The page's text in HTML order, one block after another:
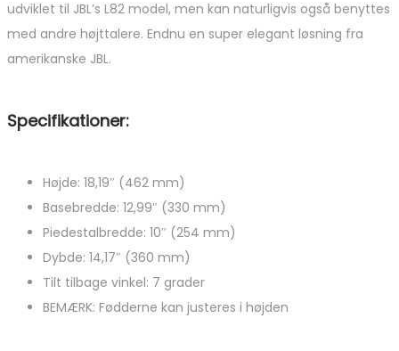
udviklet til JBL’s L82 model, men kan naturligvis også benyttes
med andre højttalere. Endnu en super elegant løsning fra
amerikanske JBL.
Specifikationer:
Højde: 18,19″ (462 mm)
Basebredde: 12,99″ (330 mm)
Piedestalbredde: 10″ (254 mm)
Dybde: 14,17″ (360 mm)
Tilt tilbage vinkel: 7 grader
BEMÆRK: Fødderne kan justeres i højden